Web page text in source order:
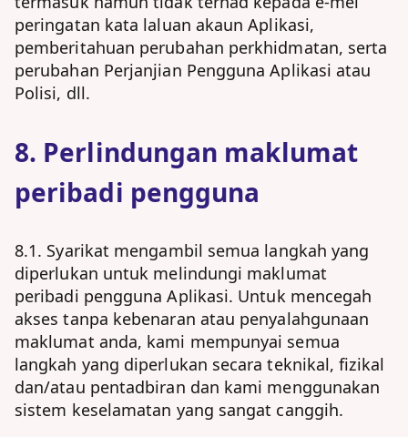
peringatan kata laluan akaun Aplikasi,
pemberitahuan perubahan perkhidmatan, serta
perubahan Perjanjian Pengguna Aplikasi atau
Polisi, dll.
8. Perlindungan maklumat
peribadi pengguna
8.1. Syarikat mengambil semua langkah yang
diperlukan untuk melindungi maklumat
peribadi pengguna Aplikasi. Untuk mencegah
akses tanpa kebenaran atau penyalahgunaan
maklumat anda, kami mempunyai semua
langkah yang diperlukan secara teknikal, fizikal
dan/atau pentadbiran dan kami menggunakan
sistem keselamatan yang sangat canggih.